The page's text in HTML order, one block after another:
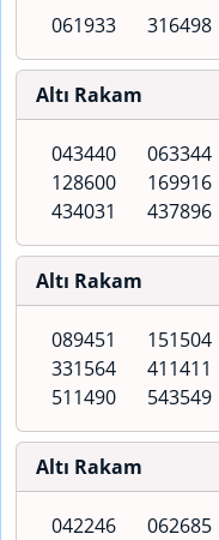
061933 316498
Altı Rakam
043440 063344
128600
169916
434031
437896
Altı Rakam
089451 151504
331564
411411
511490
543549
Altı Rakam
042246 062685